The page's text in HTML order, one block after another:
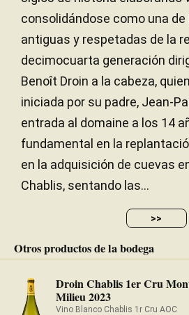
SUPERFICIE 1,76
consolidándose como una
antiguas y respetadas de la
decimocuarta generación
Benoît Droin a la cabeza,
iniciada por su padre, Jean-
entrada al domaine a los 14
fundamental en la
en la adquisición de cuevas
Chablis, sentando las...
>>
Otros productos de la bodega
Droin Chablis 1er Cru
Milieu 2023
Vino Blanco Chablis 1r Cru AOC